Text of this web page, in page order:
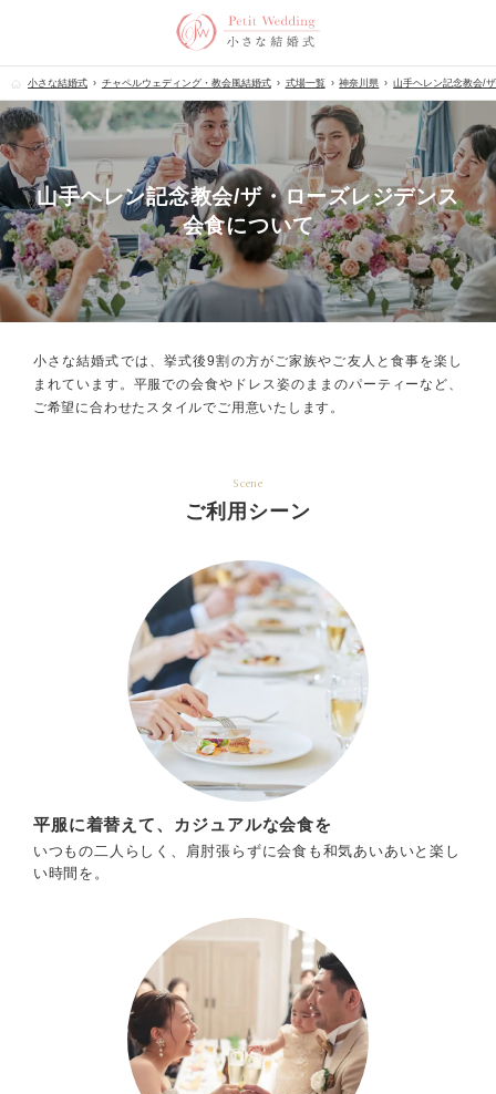
小さな結婚式 チャペルウェディング・教会風結婚式 式場一覧 神奈川県 山手ヘレン記念教会/
山手ヘレン記念教会/ザ・ローズレジデンス
会食について
小さな結婚式では、挙式後9割の方がご家族やご友人と食事を楽し
まれています。 平服での会食やドレス姿のままのパーティーなど、
ご希望に合わせたスタイルでご用意いたします。
Scene
ご利用シーン
平服に着替えて、カジュアルな会食を
いつもの二人らしく、肩肘張らずに会食も和気あいあいと楽し
い時間を。